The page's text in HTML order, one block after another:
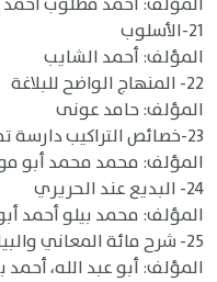
21-الأسلوب
المؤلف: أحمد الشايب
22- المنهاج الواضح للبلاغة
المؤلف: حامد عونى
23-خصائص التراكيب دارسة تحليلية لمسائل علم المعاني
المؤلف: محمد محمد أبو
24- البديع عند الحريري
المؤلف: محمد بيلو أحمد
25- شرح مائة المعاني والبيان
المؤلف: أبو عبد الله،